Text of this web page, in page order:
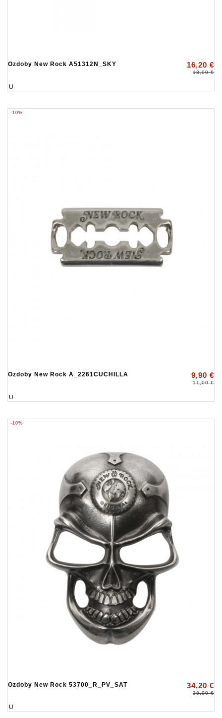
Ozdoby New Rock A51312N_SKY 16,20 €
18,00 €
U
-10%
Ozdoby New Rock A_2261CUCHILLA 9,90 €
11,00 €
U
-10%
Ozdoby New Rock 53700_R_PV_SAT 34,20 €
38,00 €
U